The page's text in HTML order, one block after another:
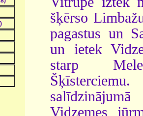
šķērso
pagastus un
un ietek
starp
Vidzemes